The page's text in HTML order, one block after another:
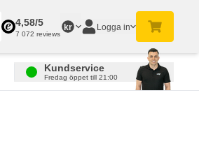
4,58/5
7 072 reviews
kr Logga in
Kundservice
Fredag öppet till 21:00